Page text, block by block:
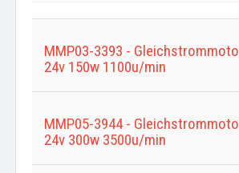
MMP03-3393 -
24v 150w 1100u/min
MMP05-3944 -
24v 300w 3500u/min